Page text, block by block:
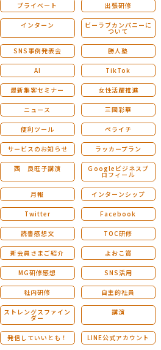
プライベート 出張研修
インターン ビーラブカンパニーに
ついて
SNS事例発表会 勝人塾
AI TikTok
最新集客セミナー 女性活躍推進
ニュース 三國彩華
便利ツール ペライチ
サービスのお知らせ ラッカープラン
西 良旺子講演 Ｇoogleビジネスプ
ロフィール
月報 インターンシップ
Twitter Facebook
読書感想文 TOC研修
新会員さまご紹介 よおこ賞
MG研修感想 SNS活用
社内研修 自主的社員
ストレングスファイン
ダー
講演
発信していいとも！ LINE公式アカウント